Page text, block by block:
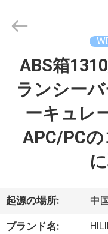
わ
た
supplier.
Copyright
Shenzhen
Technology
Co.,Ltd..
Reserved.
ABS箱
ランシー
ーキュレ
APC/PC
起源の場所: 中国
ブランド名: